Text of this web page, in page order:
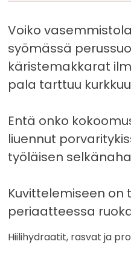
Voiko
syömässä
käristemakkarat
pala tarttuu
Entä onko
liuennut
työläisen
Kuvittelemiseen on
periaatteessa
Hiilihydraatit, rasvat ja